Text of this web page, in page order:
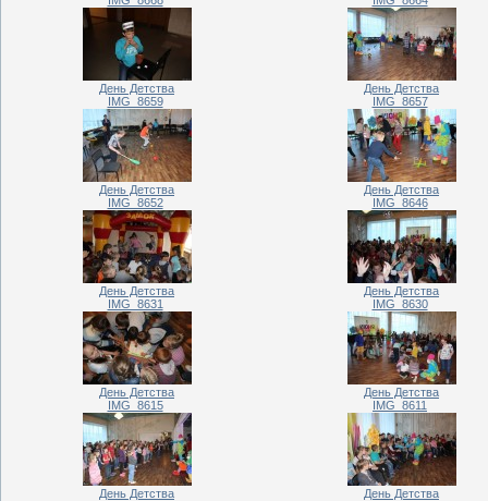
День Детства
День Детства
IMG_8659
День Детства
IMG_8657
День Детства
IMG_8652
День Детства
IMG_8646
День Детства
IMG_8631
День Детства
IMG_8630
День Детства
IMG_8615
День Детства
IMG_8611
День Детства